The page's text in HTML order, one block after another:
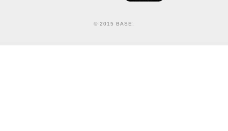
© 2015 BASE.